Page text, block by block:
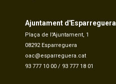
Ajuntament d'Esparreguera
Plaça de l'Ajuntament, 1
08292 Esparreguera
oac@esparreguera.cat
93 777 10 00 / 93 777 18 01